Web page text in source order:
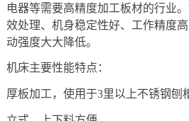
电器等需要高精度加工板材的行业
效处理、机身稳定性好、工作精度
动强度大大降低。
机床主要性能特点：
厚板加工，使用于3里以上不锈钢刨